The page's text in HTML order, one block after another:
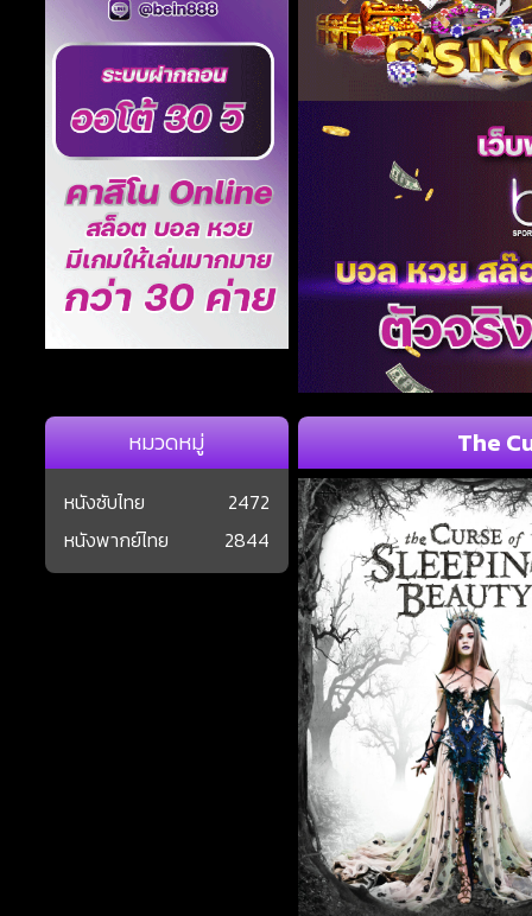
The
หมวดหมู่
หนังซับไทย
2472
หนังพากย์ไทย
2844